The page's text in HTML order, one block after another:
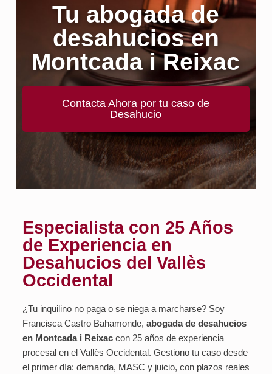
Tu abogada de
desahucios en
Montcada i Reixac
Contacta Ahora por tu caso de
Desahucio
Especialista con 25 Años
de Experiencia en
Desahucios del Vallès
Occidental
¿Tu inquilino no paga o se niega a marcharse? Soy
Francisca Castro Bahamonde, abogada de desahucios
en Montcada i Reixaccon 25 años de experiencia
procesal en el Vallès Occidental. Gestiono tu caso desde
el primer día: demanda, MASC y juicio, con plazos reales